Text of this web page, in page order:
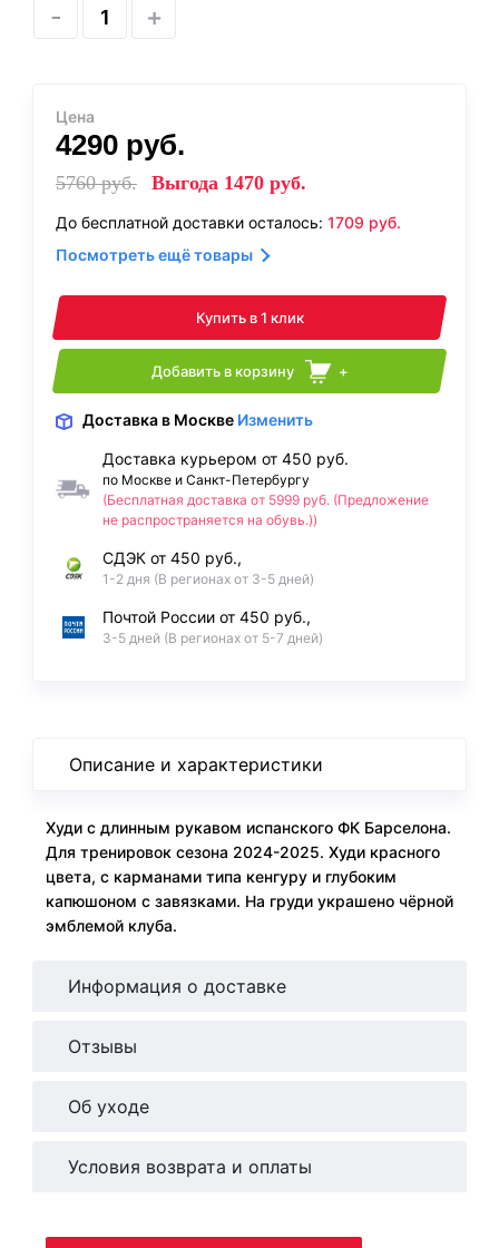
- +
Цена
4290 руб.
5760руб. Выгода 1470 руб.
До бесплатной доставки осталось: 1709 руб.
Посмотреть ещё товары
Купить в 1 клик
Добавить в корзину +
Доставка в Москве Изменить
Доставка курьером от 450 руб.
по Москве и Санкт-Петербургу
(Бесплатная доставка от 5999 руб. (Предложение
не распространяется на обувь.))
СДЭК от 450 руб.,
1-2 дня (В регионах от 3-5 дней)
Почтой России от 450 руб.,
3-5 дней (В регионах от 5-7 дней)
Описание и характеристики
Худи с длинным рукавом испанского ФК Барселона.
Для тренировок сезона 2024-2025. Худи красного
цвета, с карманами типа кенгуру и глубоким
капюшоном с завязками. На груди украшено чёрной
эмблемой клуба.
Информация о доставке
Отзывы
Об уходе
Условия возврата и оплаты